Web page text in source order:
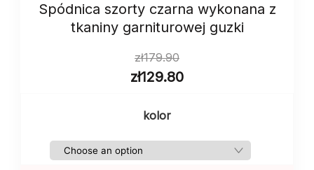
Spódnica szorty czarna wykonana z
tkaniny garniturowej guzki
zł179.90
zł129.80
kolor